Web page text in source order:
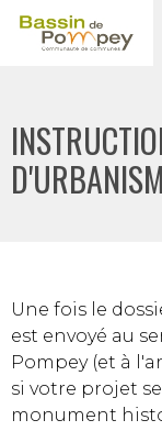
Une fois le
est envoyé au
Pompey (et à
si votre projet
monument